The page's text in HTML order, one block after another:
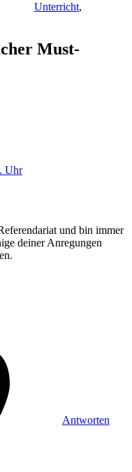
Unterricht,
Must-
Uhr
und bin immer
deiner Anregungen
Antworten